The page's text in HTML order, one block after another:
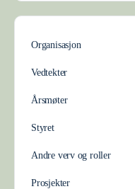
Organisasjon
Vedtekter
Årsmøter
Styret
Andre verv og roller
Prosjekter